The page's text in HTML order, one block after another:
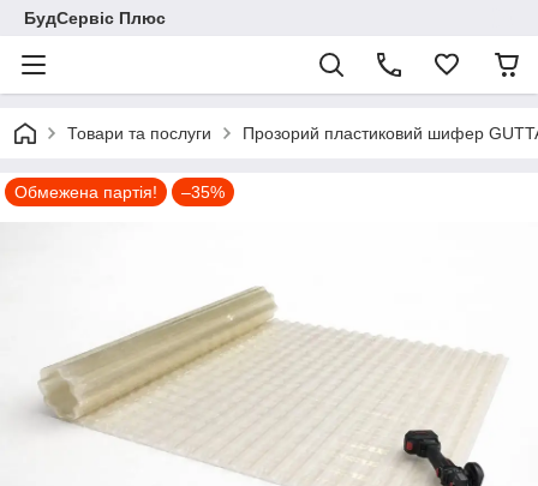
БудСервіс Плюс
Товари та послуги Прозорий пластиковий шифер
Обмежена партія! –35%